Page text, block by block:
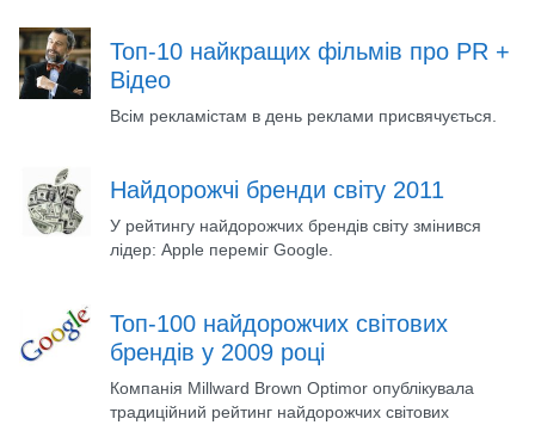
Топ-10 найкращих фільмів про PR +
Відео
Всім рекламістам в день реклами присвячується.
Найдорожчі бренди світу 2011
У рейтингу найдорожчих брендів світу змінився
лідер: Apple переміг Google.
Топ-100 найдорожчих світових
брендів у 2009 році
Компанія Millward Brown Optimor опублікувала
традиційний рейтинг найдорожчих світових